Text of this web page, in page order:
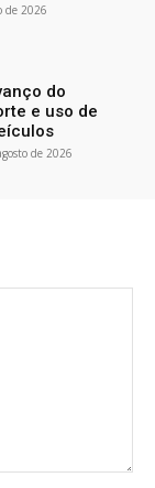
de 2026
do
e uso de
de 2026